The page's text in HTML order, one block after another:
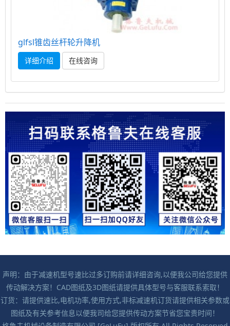
glfsl锥齿丝杆轮升降机
详细介绍 在线咨询
声明：由于减速机型号速比过多订购前请详细咨询,以便我公司给您提供
传动解决方案！CAD图纸及3D图纸请提供具体型号与客服联系索取！
订货：请提供速比,电机功率,使用方式,非标减速机订货请提供相关参数或
图纸及有关参考信息以便我司给您提供传动方案节省您宝贵时间！